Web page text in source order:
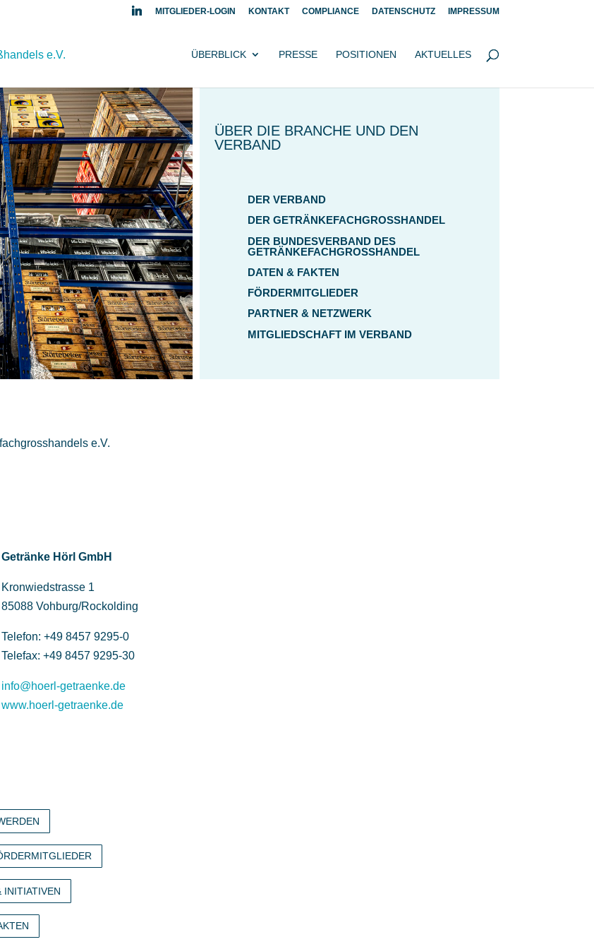
MITGLIEDER-LOGIN KONTAKT COMPLIANCE DATENSCHUTZ IMPRESSUM
ÜBERBLICK PRESSE POSITIONEN AKTUELLES
ÜBER DIE BRANCHE UND DEN
VERBAND
DER VERBAND
DER GETRÄNKEFACHGROSSHANDEL
DER BUNDESVERBAND DES
GETRÄNKEFACHGROSSHANDEL
DATEN & FAKTEN
FÖRDERMITGLIEDER
PARTNER & NETZWERK
MITGLIEDSCHAFT IM VERBAND
e.V.
Getränke Hörl GmbH
Kronwiedstrasse 1
85088 Vohburg/Rockolding
Telefon: +49 8457 9295-0
Telefax: +49 8457 9295-30
info@hoerl-getraenke.de
www.hoerl-getraenke.de
INITIATIVEN